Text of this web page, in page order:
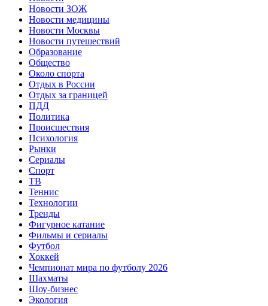
Новости ЗОЖ
Новости медицины
Новости Москвы
Новости путешествий
Образование
Общество
Около спорта
Отдых в России
Отдых за границей
ПДД
Политика
Происшествия
Психология
Рынки
Сериалы
Спорт
ТВ
Теннис
Технологии
Тренды
Фигурное катание
Фильмы и сериалы
Футбол
Хоккей
Чемпионат мира по футболу 2026
Шахматы
Шоу-бизнес
Экология